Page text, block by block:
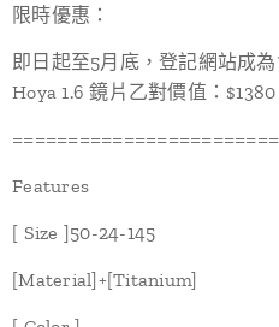
限時優惠：
即日起至5月底，登記網站成
Hoya 1.6 鏡片乙對價值：
Features
[ Size ]50-24-145
[Material]+[Titanium]